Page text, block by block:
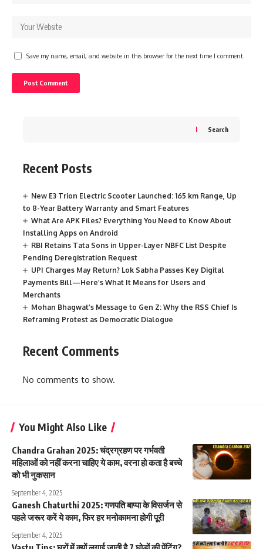
Save my name, email, and website in this browser for the next time I comment.
Search
Recent Posts
New E3 Trion Electric Scooter Launched: 165 km Range, Up
to 8-Year Battery Warranty and Smart Features
What Are APK Files? Everything You Need to Know About
Installing Apps on Android
RBI Retains Tata Sons in Upper-Layer NBFC List Despite
Pending Deregistration Request
UPI Charges May Return? Lok Sabha Passes Key Digital
Payments Bill—Here’s What It Means for Users and
Merchants
Mohan Bhagwat’s Message to Gen Z: Why the RSS Chief Is
Reframing Protest as Democratic Dialogue
Recent Comments
No comments to show.
You Might Also Like
Chandra Grahan 2025: चंद्रग्रहण पर गर्भवती
महिलाओं को नहीं करना चाहिए ये काम, वरना हो कता है बच्चे
को भी नुकसान
September 4, 2025
Ganesh Chaturthi 2025: गणपति बाप्पा के विसर्जन से
पहले जरूर करें ये काम, फिर हर मनोकामना होगी पूरी
September 4, 2025